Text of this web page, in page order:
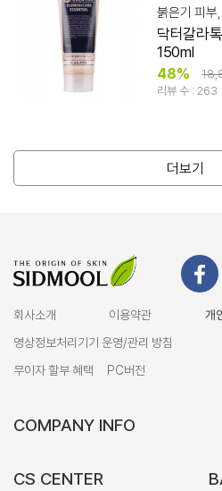
붉은기 피부
닥터갈라
150ml
48%
리뷰 수 : 263
더보기
회사소개 이용약관 개
영상정보처리기기 운영/관리 방침
무이자 할부 혜택
PC버전
COMPANY INFO
CS CENTER